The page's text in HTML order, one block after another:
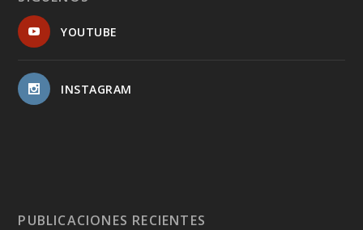
YOUTUBE
INSTAGRAM
PUBLICACIONES RECIENTES